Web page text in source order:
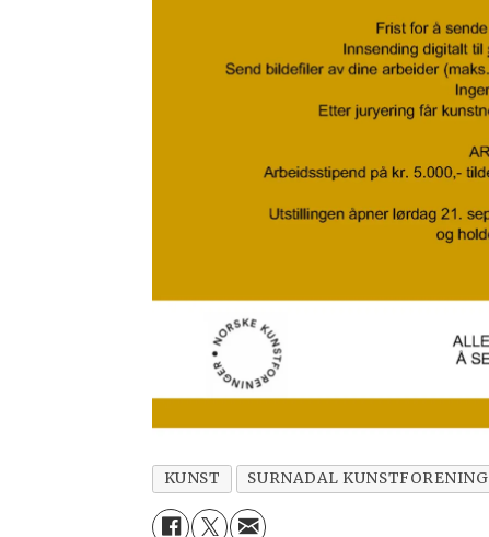
KUNST SURNADAL KUNSTFORENING